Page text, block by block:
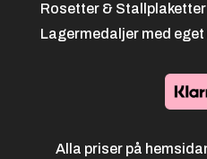
Rosetter & Stallplaketter
Lagermedaljer med
Alla priser på